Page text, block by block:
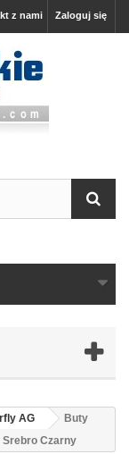
Zaloguj się
z nami
AG
Buty
Srebro Czarny